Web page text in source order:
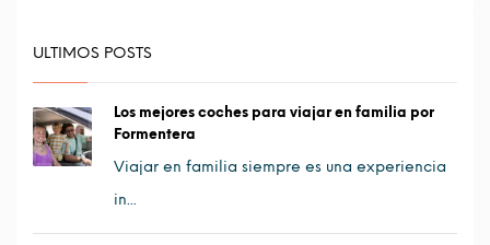
ULTIMOS POSTS
Los mejores coches para viajar en familia por
Formentera
Viajar en familia siempre es una experiencia
in...